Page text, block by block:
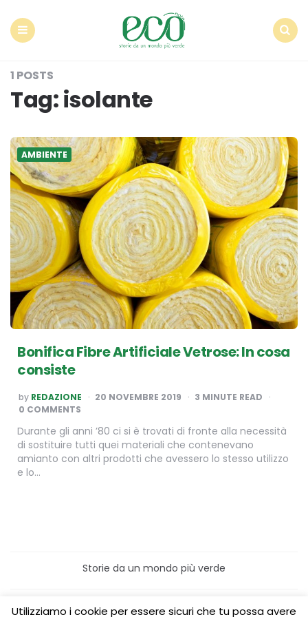
1 POSTS
Tag:isolante
AMBIENTE
Bonifica Fibre Artificiale Vetrose: In cosa
consiste
POSTED
BY
by REDAZIONE 20 NOVEMBRE 2019 3 MINUTE READ
0 COMMENTS
Durante gli anni ’80 ci si è trovati di fronte alla necessità
di sostituire tutti quei materiali che contenevano
amianto con altri prodotti che avessero lo stesso utilizzo
e lo…
Storie da un mondo più verde
Home
Turismo sostenibile
Utilizziamo i cookie per essere sicuri che tu possa avere